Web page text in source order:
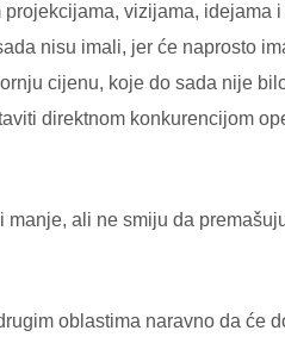
vizijama,
nisu imali, jer će naprosto
cijenu, koje do sada nije
direktnom konkurencijom
ali ne smiju da
oblastima naravno da će